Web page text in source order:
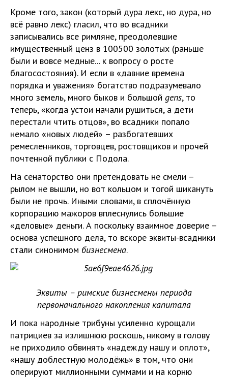
Кроме того, закон (который дура лекс, но дура, но
всё равно лекс) гласил, что во всадники
записывались все римляне, преодолевшие
имущественный ценз в 100500 золотых (раньше
были и вовсе медные... к вопросу о росте
благосостояния). И если в «давние времена
порядка и уважения» богатство подразумевало
много земель, много быков и большой gens, то
теперь, «когда устои начали рушиться, а дети
перестали чтить отцов», во всадники попало
немало «новых людей» – разбогатевших
ремесленников, торговцев, ростовщиков и прочей
почтенной публики с Подола.
На сенаторство они претендовать не смели –
рылом не вышли, но вот кольцом и тогой шикануть
были не прочь. Иными словами, в сплочённую
корпорацию мажоров вплеснулись большие
«деловые» деньги. А поскольку взаимное доверие –
основа успешного дела, то вскоре эквиты-всадники
стали синонимом бизнесмена.
Эквиты – римские бизнесмены периода
первоначального накопления капитала
И пока народные трибуны усиленно курощали
патрициев за излишнюю роскошь, никому в голову
не приходило обвинять «надежду нашу и оплот»,
«нашу доблестную молодёжь» в том, что они
оперируют миллионными суммами и на корню